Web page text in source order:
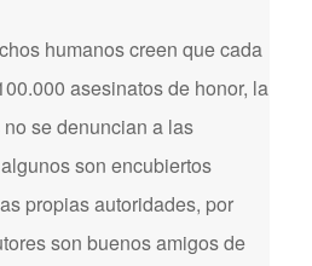
humanos creen que cada
asesinatos de honor, la
se denuncian a las
son encubiertos
propias autoridades, por
son buenos amigos de